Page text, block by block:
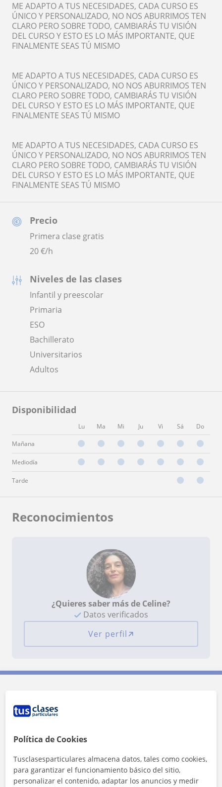
Precio
Primera clase gratis
20€/h
Niveles de las clases
Infantil y preescolar
Primaria
ESO
Bachillerato
Universitarios
Adultos
Disponibilidad
Lu Ma Mi Ju Vi Sá Do
Mañana
Mediodía
Tarde
ME ADAPTO A TUS NECESIDADES, CADA CURSO ES
ÚNICO Y PERSONALIZADO, NO NOS ABURRIMOS TEN
CLARO PERO SOBRE TODO, CAMBIARÁS TU VISIÓN
DEL CURSO Y ESTO ES LO MÁS IMPORTANTE, QUE
FINALMENTE SEAS TÚ MISMO
ME ADAPTO A TUS NECESIDADES, CADA CURSO ES
ÚNICO Y PERSONALIZADO, NO NOS ABURRIMOS TEN
CLARO PERO SOBRE TODO, CAMBIARÁS TU VISIÓN
DEL CURSO Y ESTO ES LO MÁS IMPORTANTE, QUE
FINALMENTE SEAS TÚ MISMO
ME ADAPTO A TUS NECESIDADES, CADA CURSO ES
ÚNICO Y PERSONALIZADO, NO NOS ABURRIMOS TEN
CLARO PERO SOBRE TODO, CAMBIARÁS TU VISIÓN
DEL CURSO Y ESTO ES LO MÁS IMPORTANTE, QUE
FINALMENTE SEAS TÚ MISMO
Reconocimientos
¿Quieres saber más de Celine?
Datos verificados
Ver perfil
Política de Cookies
Tusclasesparticulares almacena datos, tales como cookies,
para garantizar el funcionamiento básico del sitio,
personalizar el contenido, adaptar los anuncios y medir